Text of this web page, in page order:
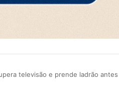
televisão e prende ladrão